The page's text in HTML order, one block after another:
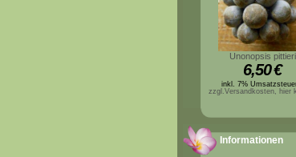
Unonopsis pittieri
6,50€
inkl. 7%
zzgl.Versandkosten, hier
Informationen